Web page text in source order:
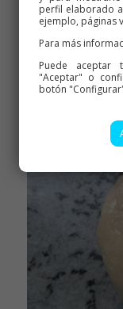
perfil elaborado
ejemplo, páginas
Para más
Puede aceptar
"Aceptar" o
botón